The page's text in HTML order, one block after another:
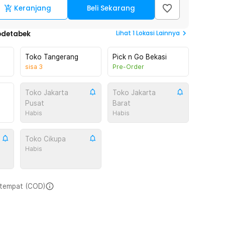
Keranjang Beli Sekarang
Lihat 1Lokasi Lainnya
Toko Tangerang
sisa 3
Pick n Go Bekasi
Pre-Order
Toko Jakarta
Pusat
Habis
Toko Jakarta
Barat
Habis
Toko Cikupa
Habis
(COD)